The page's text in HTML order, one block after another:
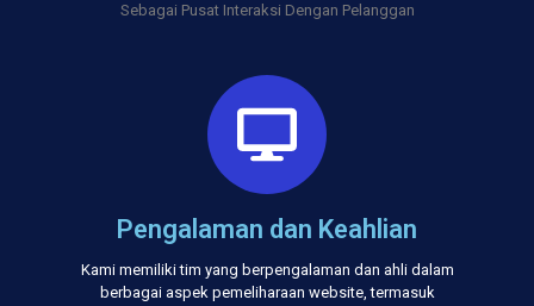
Sebagai Pusat Interaksi Dengan Pelanggan
Pengalaman dan Keahlian
Kami memiliki tim yang berpengalaman dan ahli dalam
berbagai aspek pemeliharaan website, termasuk